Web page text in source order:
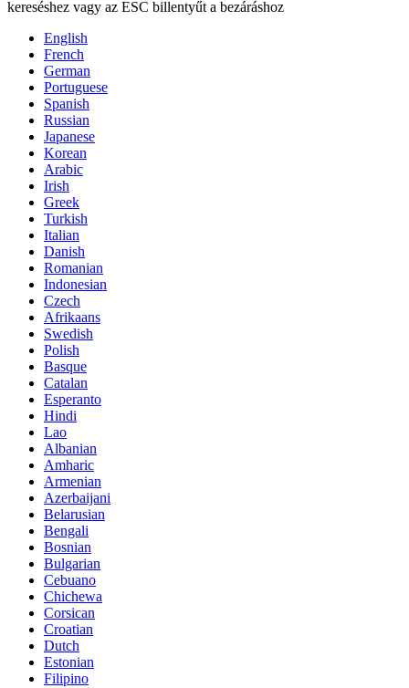
kereséshez vagy az ESC billentyűt a bezáráshoz
English
French
German
Portuguese
Spanish
Russian
Japanese
Korean
Arabic
Irish
Greek
Turkish
Italian
Danish
Romanian
Indonesian
Czech
Afrikaans
Swedish
Polish
Basque
Catalan
Esperanto
Hindi
Lao
Albanian
Amharic
Armenian
Azerbaijani
Belarusian
Bengali
Bosnian
Bulgarian
Cebuano
Chichewa
Corsican
Croatian
Dutch
Estonian
Filipino